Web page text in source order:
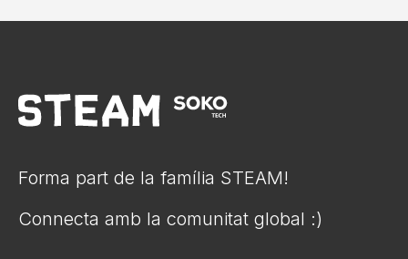
Forma part de la família STEAM!
Connecta amb la comunitat global :)